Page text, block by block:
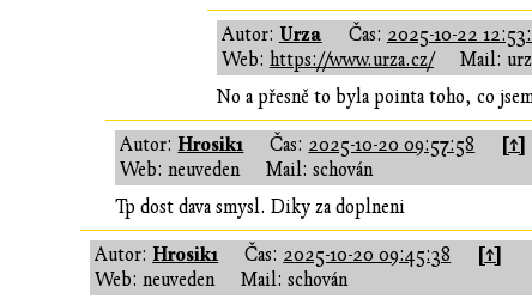
Autor: Urza Čas: 2025-10-22
Web: https://www.urza.cz/
Mail:
No a přesně to byla pointa toho, co
Autor:Hrosik1 Čas: 2025-10-20 09:57:58 [↑]
Web: neuveden
Mail: schován
Tp dost dava smysl. Diky za doplneni
Autor:Hrosik1 Čas: 2025-10-20 09:45:38 [↑]
Web: neuveden
Mail: schován